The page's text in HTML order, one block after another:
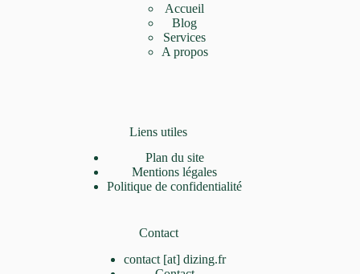
Accueil
Blog
Services
A propos
Liens utiles
Plan du site
Mentions légales
Politique de confidentialité
Contact
contact [at] dizing.fr